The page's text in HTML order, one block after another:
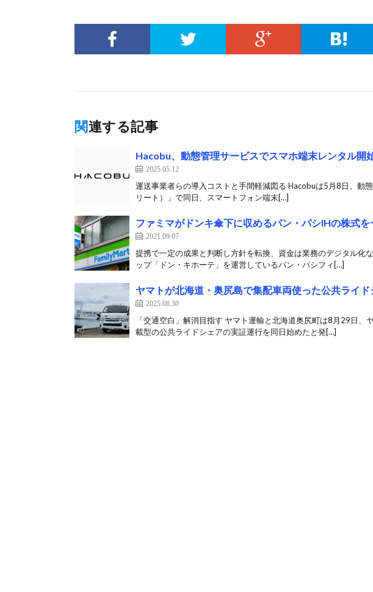
関連する記事
Hacobu、動態管理サービスでスマホ端末レンタル開
2025.05.12
運送事業者らの導入コストと手間軽減図る Hacobuは5月8日、動
リート）」で同日、スマートフォン端末[…]
ファミマがドンキ傘下に収めるパン・パシIHの株式
2021.09.07
提携で一定の成果と判断し方針を転換、資金は業務のデジタル化
ップ「ドン・キホーテ」を運営しているパン・パシフィ[…]
ヤマトが北海道・奥尻島で集配車両使った公共ライ
2025.08.30
「交通空白」解消目指す ヤマト運輸と北海道奥尻町は8月29日、
載型の公共ライドシェアの実証運行を同日始めたと発[…]